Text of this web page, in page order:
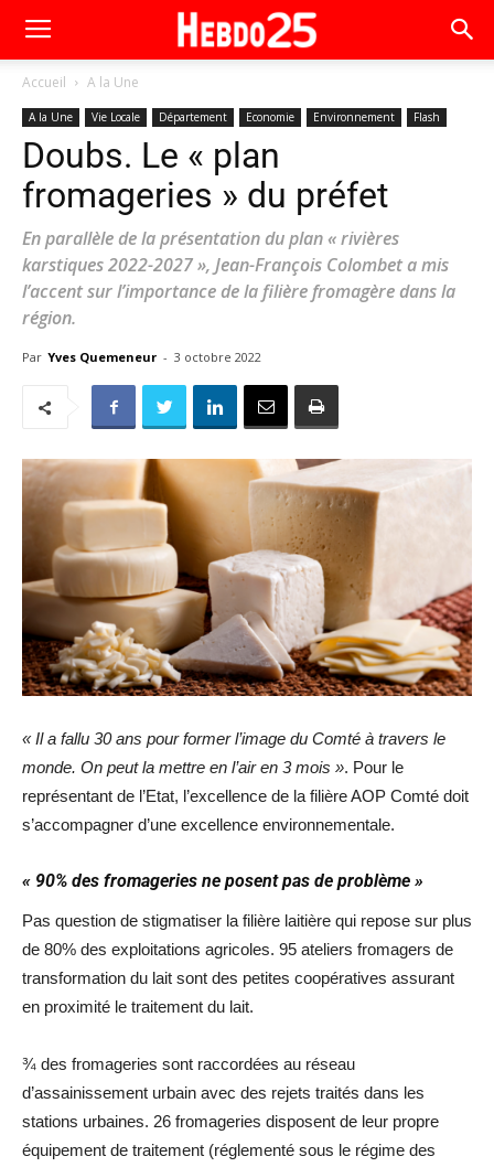
Accueil A la Une
A la Une Vie Locale Département Economie Environnement Flash
Doubs. Le « plan
fromageries » du préfet
En parallèle de la présentation du plan « rivières
karstiques 2022-2027 », Jean-François Colombet a mis
l’accent sur l’importance de la filière fromagère dans la
région.
Par Yves Quemeneur - 3 octobre 2022
« Il a fallu 30 ans pour former l’image du Comté à travers le
monde. On peut la mettre en l’air en 3 mois ». Pour le
représentant de l’Etat, l’excellence de la filière AOP Comté doit
s’accompagner d’une excellence environnementale.
« 90% des fromageries ne posent pas de problème »
Pas question de stigmatiser la filière laitière qui repose sur plus
de 80% des exploitations agricoles. 95 ateliers fromagers de
transformation du lait sont des petites coopératives assurant
en proximité le traitement du lait.
¾ des fromageries sont raccordées au réseau
d’assainissement urbain avec des rejets traités dans les
stations urbaines. 26 fromageries disposent de leur propre
équipement de traitement (réglementé sous le régime des